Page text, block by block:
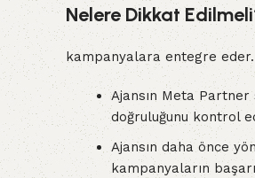
Nelere Dikkat
kampanyalara entegre eder.
Ajansın Meta Partner
doğruluğunu kontrol
Ajansın daha önce
kampanyaların başarı